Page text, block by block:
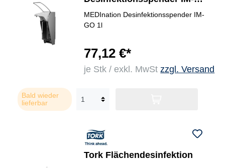
GO
MEDInation Desinfektionsspender IM-
GO 1l
77,12 €*
je Stk / exkl. MwStzzgl. Versand
Bald wieder
lieferbar
Tork Flächendesinfektion